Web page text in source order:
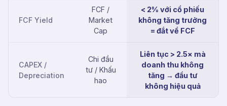
FCF Yield
FCF /
Market
Cap
< 2% với cổ phiếu
không tăng trưởng
= đắt về FCF
CAPEX /
Depreciation
Chi đầu
tư / Khấu
hao
Liên tục > 2.5× mà
doanh thu không
tăng → đầu tư
không hiệu quả